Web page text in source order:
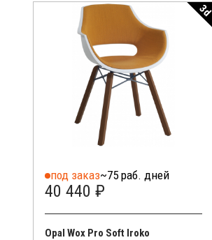
3d
под заказ~75 раб. дней
40 440 ₽
Opal Wox Pro Soft Iroko